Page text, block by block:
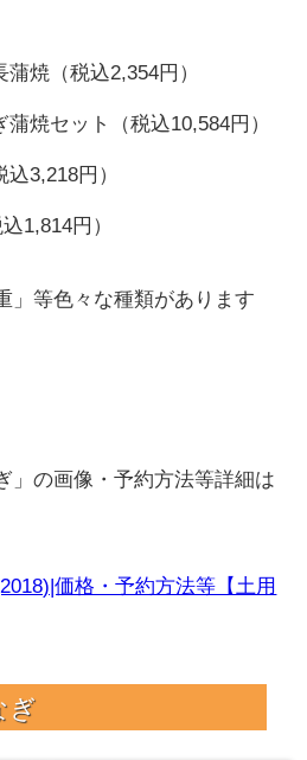
焼（税込2,354円）
焼セット（税込10,584円）
3,218円）
1,814円）
」等色々な種類があります
」の画像・予約方法等詳細は
価格・予約方法等【土用
ぎ